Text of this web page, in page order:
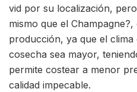
vid por su localización,
mismo que el
producción, ya que el clima
cosecha sea mayor,
permite costear a menor
calidad impecable.